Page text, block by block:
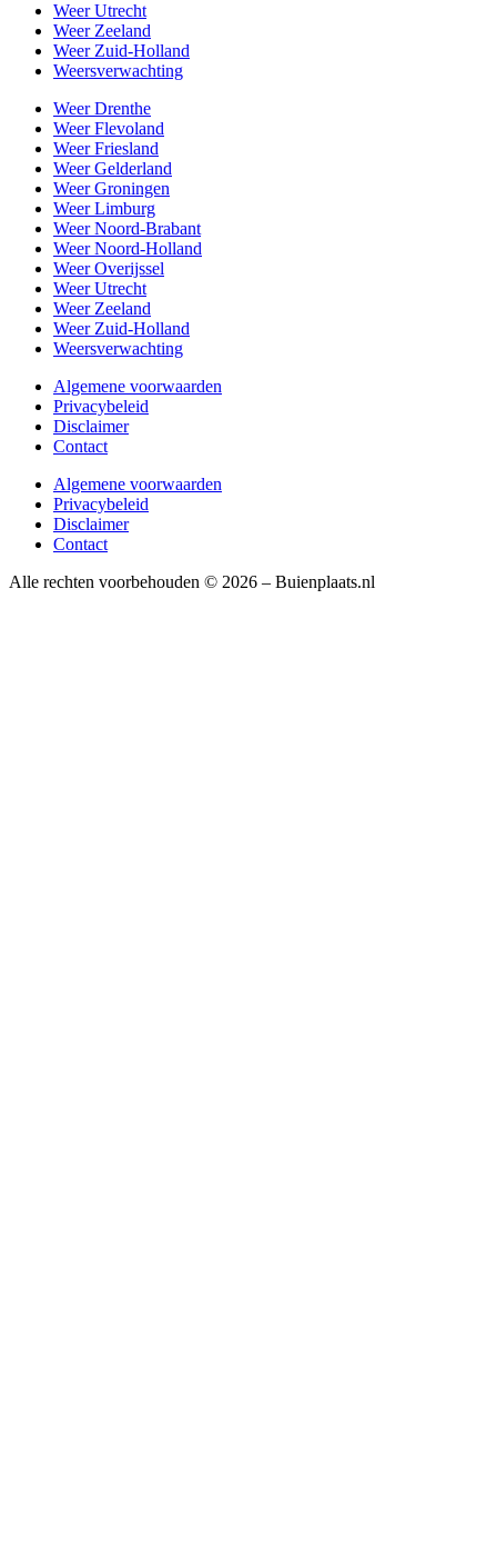
Weer Utrecht
Weer Zeeland
Weer Zuid-Holland
Weersverwachting
Weer Drenthe
Weer Flevoland
Weer Friesland
Weer Gelderland
Weer Groningen
Weer Limburg
Weer Noord-Brabant
Weer Noord-Holland
Weer Overijssel
Weer Utrecht
Weer Zeeland
Weer Zuid-Holland
Weersverwachting
Algemene voorwaarden
Privacybeleid
Disclaimer
Contact
Algemene voorwaarden
Privacybeleid
Disclaimer
Contact
Alle rechten voorbehouden © 2026 – Buienplaats.nl